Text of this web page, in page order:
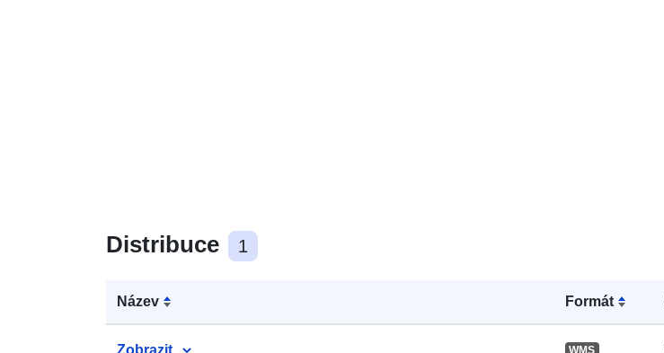
Distribuce 1
Název Formát
Zobrazit WMS